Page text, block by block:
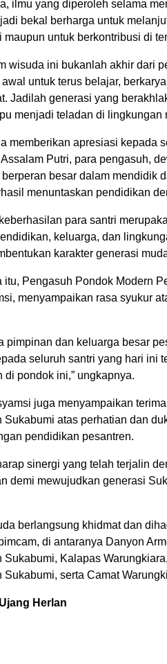
ilmu yang diperoleh selama
bekal berharga untuk
maupun untuk berkontribusi di
wisuda ini bukanlah akhir dari
untuk terus belajar,
Jadilah generasi yang
menjadi teladan di lingkungan
memberikan apresiasi kepada
Putri, para pengasuh,
besar dalam mendidik
menuntaskan pendidikan
para santri
keluarga, dan
karakter generasi
itu, Pengasuh Pondok Modern
menyampaikan rasa syukur
pimpinan dan keluarga besar
seluruh santri yang hari ini
di pondok ini,” ungkapnya.
juga menyampaikan
Sukabumi atas perhatian dan
pendidikan pesantren.
sinergi yang telah terjalin
demi mewujudkan generasi
berlangsung khidmat dan
di antaranya Danyon
Sukabumi, Kalapas
Sukabumi, serta Camat
Ujang Herlan